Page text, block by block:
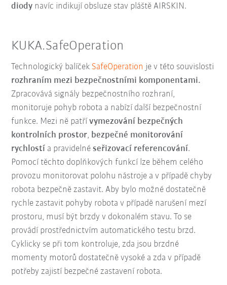
diody navíc indikují obsluze stav pláště AIRSKIN.
KUKA.SafeOperation
Technologický balíček SafeOperation je v této souvislosti
rozhraním mezi bezpečnostními komponentami.
Zpracovává signály bezpečnostního rozhraní,
monitoruje pohyb robota a nabízí další bezpečnostní
funkce. Mezi ně patřívymezování bezpečných
kontrolních prostor, bezpečné monitorování
rychlostí a pravidelnéseřizovací referencování.
Pomocí těchto doplňkových funkcí lze během celého
provozu monitorovat polohu nástroje a v případě chyby
robota bezpečně zastavit. Aby bylo možné dostatečně
rychle zastavit pohyby robota v případě narušení mezí
prostoru, musí být brzdy v dokonalém stavu. To se
provádí prostřednictvím automatického testu brzd.
Cyklicky se při tom kontroluje, zda jsou brzdné
momenty motorů dostatečně vysoké a zda v případě
potřeby zajistí bezpečné zastavení robota.